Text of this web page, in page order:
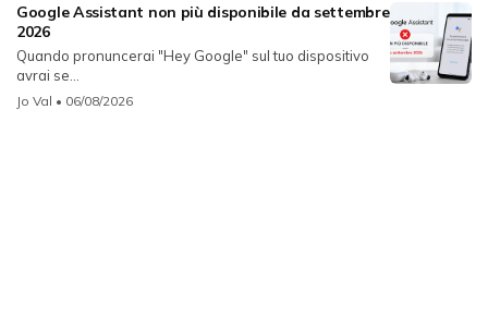
Google Assistant non più disponibile da settembre
2026
Quando pronuncerai "Hey Google" sul tuo dispositivo
avrai se...
Jo Val • 06/08/2026